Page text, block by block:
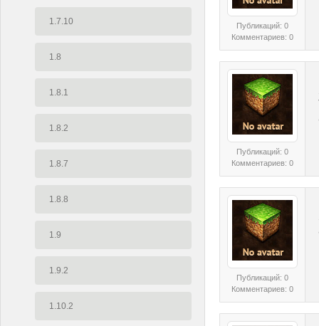
1.7.10
1.8
1.8.1
1.8.2
1.8.7
1.8.8
1.9
1.9.2
1.10.2
Публикаций: 0
Комментариев: 0
Публикаций: 0
Комментариев: 0
Публикаций: 0
Комментариев: 0